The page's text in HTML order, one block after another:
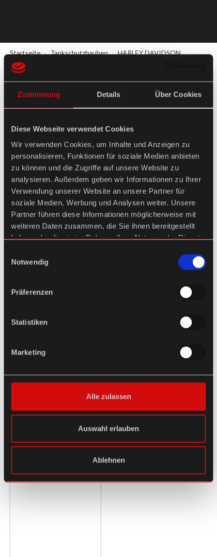
Zustimmung Details Über Cookies
Diese Webseite verwendet Cookies
Wir verwenden Cookies, um Inhalte und Anzeigen zu
personalisieren, Funktionen für soziale Medien anbieten
zu können und die Zugriffe auf unsere Website zu
analysieren. Außerdem geben wir Informationen zu Ihrer
Verwendung unserer Website an unsere Partner für
soziale Medien, Werbung und Analysen weiter. Unsere
Partner führen diese Informationen möglicherweise mit
weiteren Daten zusammen, die Sie ihnen bereitgestellt
haben oder die sie im Rahmen Ihrer Nutzung der Dienste
Notwendig
Präferenzen
Statistiken
Marketing
Alle zulassen
Auswahl erlauben
Ablehnen
Startseite Tankschutzhauben HARLEY DAVIDSON
HARLEY DAVIDSON
Rahmen eines
Werkliefervertrags, den wir über Bagster
Tankschutzhauben beträgt ca. 14 - 18 Tage.
Sortierung: